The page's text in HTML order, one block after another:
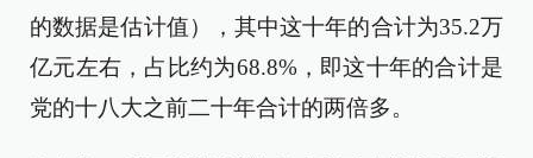
的数据是估计值），其中这十年的合计为35.2万
亿元左右，占比约为68.8%，即这十年的合计是
党的十八大之前二十年合计的两倍多。